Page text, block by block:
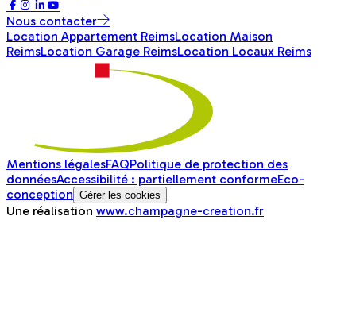
Nous contacter
Location Appartement ReimsLocation Maison
ReimsLocation Garage ReimsLocation Locaux Reims
Mentions légalesFAQPolitique de protection des
donnéesAccessibilité : partiellement conformeEco-
conception Gérer les cookies
Une réalisation www.champagne-creation.fr